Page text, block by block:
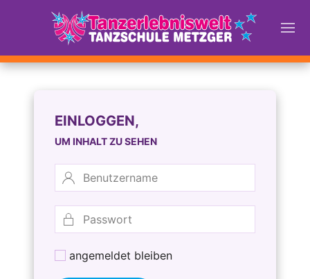
EINLOGGEN,
UM INHALT ZU SEHEN
angemeldet bleiben